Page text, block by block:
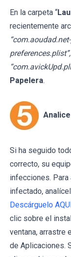
En la carpeta “
recientemente
Papelera.
Si ha seguido
correcto, su
infecciones.
infectado,
Descárguelo AQUÍ
clic sobre el
ventana, arrastre
de Aplicaciones.